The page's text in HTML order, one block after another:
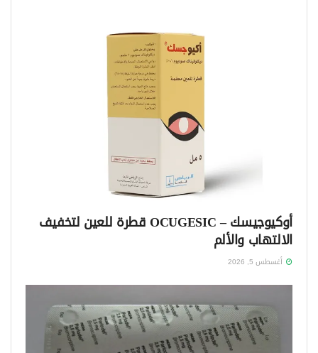
أوكيوجيسك – OCUGESIC قطرة للعين لتخفيف
الالتهاب والألم
أغسطس 5, 2026